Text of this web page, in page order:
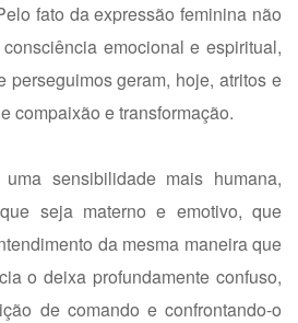
fato da expressão feminina não
emocional e espiritual,
perseguimos geram, hoje, atritos e
compaixão e transformação.
sensibilidade mais humana,
seja materno e emotivo, que
da mesma maneira que
o deixa profundamente confuso,
de comando e confrontando-o